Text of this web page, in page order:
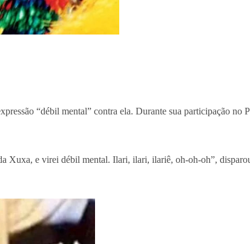
“débil mental” contra ela. Durante sua participação
Xuxa, e virei débil mental. Ilari, ilari, ilariê, oh-oh-oh”,